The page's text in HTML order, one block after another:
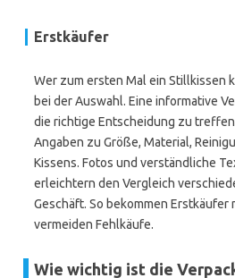
Erstkäufer
Wer zum ersten Mal ein Stillkissen
bei der Auswahl. Eine informative
die richtige Entscheidung zu
Angaben zu Größe, Material,
Kissens. Fotos und verständliche
erleichtern den Vergleich
Geschäft. So bekommen Erstkäufer
vermeiden Fehlkäufe.
Wie wichtig ist die